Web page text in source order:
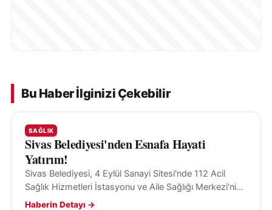
Bu Haber İlginizi Çekebilir
SAĞLIK
Sivas Belediyesi'nden Esnafa Hayati
Yatırım!
Sivas Belediyesi, 4 Eylül Sanayi Sitesi'nde 112 Acil
Sağlık Hizmetleri İstasyonu ve Aile Sağlığı Merkezi'nin
temelini attı, sağlık hizmetlerine erişim kolaylaşacak.
Haberin Detayı →